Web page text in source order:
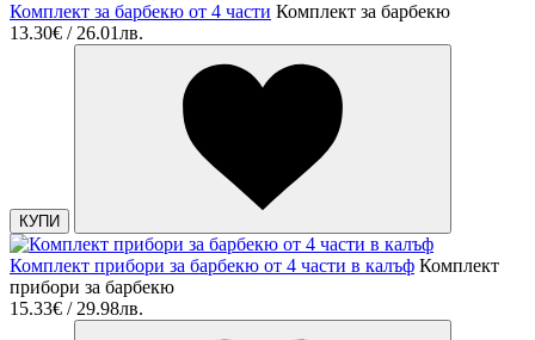
Комплект за барбекю от 4 части Комплект за барбекю
13.30€ / 26.01лв.
КУПИ
Комплект прибори за барбекю от 4 части в калъф Комплект
прибори за барбекю
15.33€ / 29.98лв.